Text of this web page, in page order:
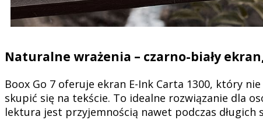
Naturalne wrażenia – czarno-biały
Boox Go 7 oferuje ekran E-Ink Carta 1300, który
skupić się na tekście. To idealne rozwiązanie dla
lektura jest przyjemnością nawet podczas długich